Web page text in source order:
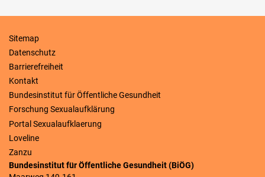
Sitemap
Datenschutz
Barrierefreiheit
Kontakt
Bundesinstitut für Öffentliche Gesundheit
Forschung Sexualaufklärung
Portal Sexualaufklaerung
Loveline
Zanzu
Bundesinstitut für Öffentliche Gesundheit (BiÖG)